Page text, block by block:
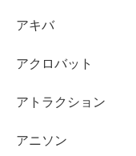
アキバ
アクロバット
アトラクション
アニソン